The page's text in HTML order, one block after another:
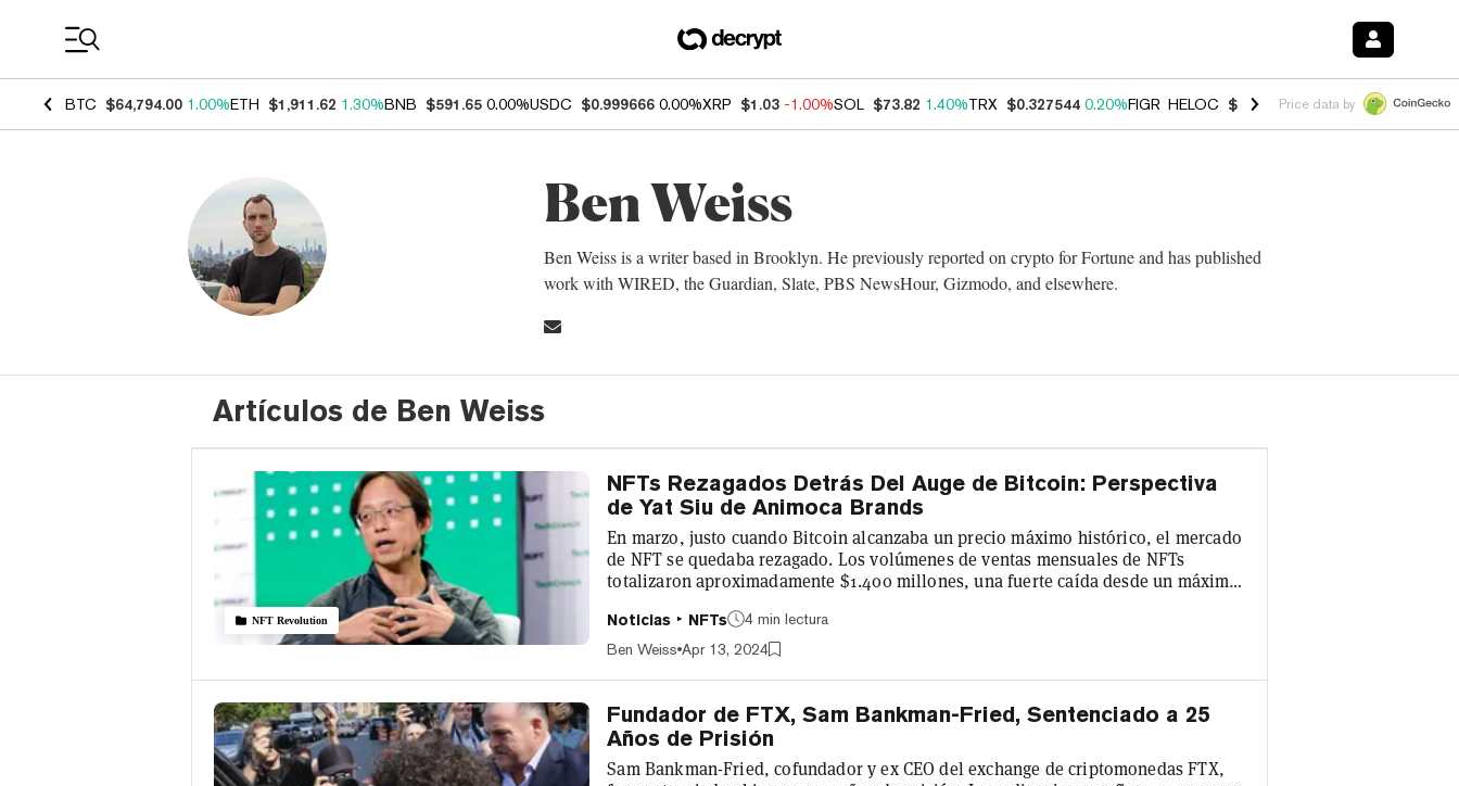
BTC $64,794.00 1.00%ETH $1,911.62 1.30%BNB $591.65 0.00%USDC $0.999666 0.00%XRP $1.03 -1.00%SOL $73.82 1.40%TRX $0.327544 0.20%FIGR_HELOC $1.035 1.40%HYPE $55.84
Price data by
Ben Weiss
Ben Weiss is a writer based in Brooklyn. He previously reported on crypto for Fortune and has published
work with WIRED, the Guardian, Slate, PBS NewsHour, Gizmodo, and elsewhere.
Artículos de Ben Weiss
NFT Revolution
NFTs Rezagados Detrás Del Auge de Bitcoin: Perspectiva
de Yat Siu de Animoca Brands
En marzo, justo cuando Bitcoin alcanzaba un precio máximo histórico, el mercado
de NFT se quedaba rezagado. Los volúmenes de ventas mensuales de NFTs
totalizaron aproximadamente $1.400 millones, una fuerte caída desde un máximo
Yat Siu, presidente de Animoca Brands, uno de los mayores inversores en
startups de Web3, no está preocupado. En una entrevista con Decrypt durante el
Noticias NFTs
4 min lectura
Ben Weiss Apr 13, 2024
Fundador de FTX, Sam Bankman-Fried, Sentenciado a 25
Años de Prisión
Sam Bankman-Fried, cofundador y ex CEO del exchange de criptomonedas FTX,